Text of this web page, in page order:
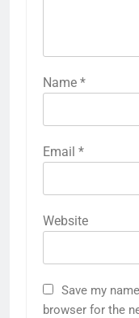
Name *
Email *
Website
Save my
browser for the